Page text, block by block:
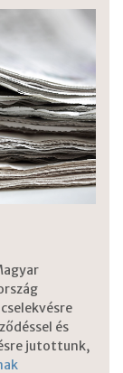
és
jutottunk,